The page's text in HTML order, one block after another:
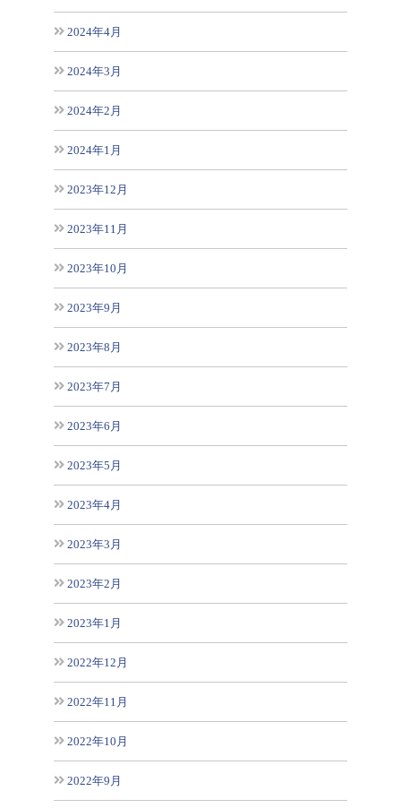
2024年4月
2024年3月
2024年2月
2024年1月
2023年12月
2023年11月
2023年10月
2023年9月
2023年8月
2023年7月
2023年6月
2023年5月
2023年4月
2023年3月
2023年2月
2023年1月
2022年12月
2022年11月
2022年10月
2022年9月